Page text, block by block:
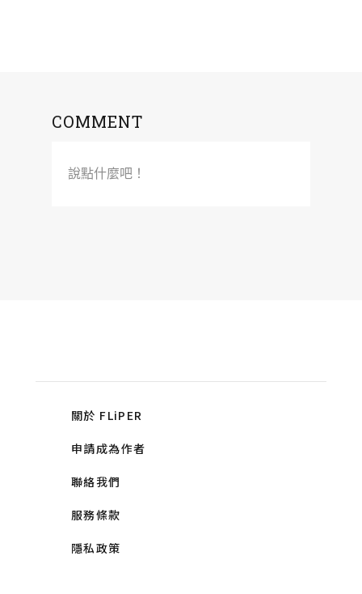
COMMENT
說點什麼吧！
關於 FLiPER
申請成為作者
聯絡我們
服務條款
隱私政策